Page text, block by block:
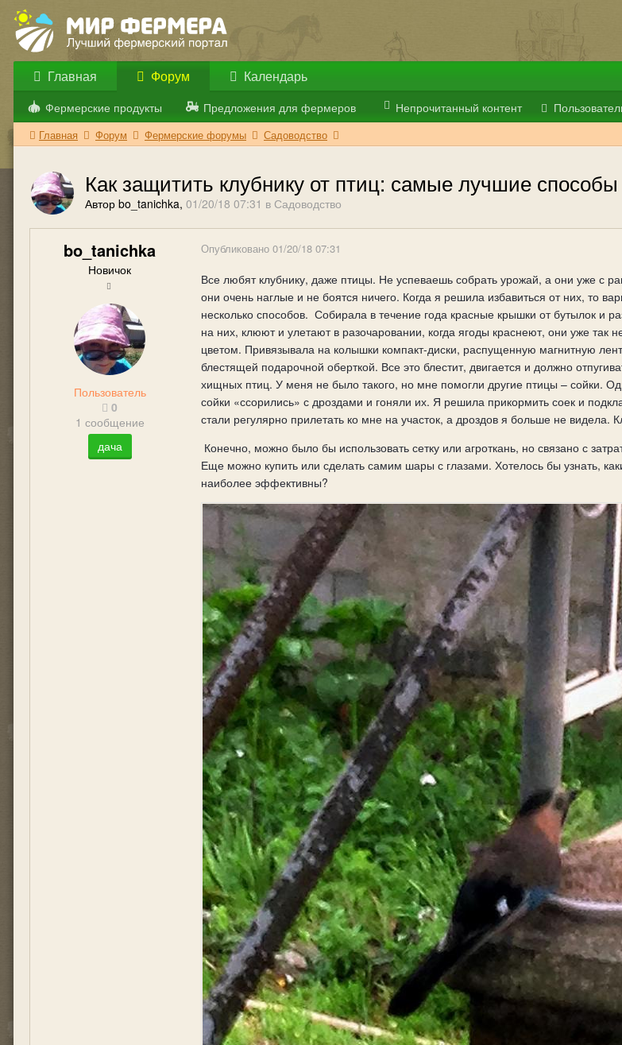
Главная Форум
Фермерские продукты Предложения для фермеров Непрочитанный контент
Календарь
Главная Форум Фермерские форумы Садоводство
Как защитить клубнику от птиц: самые лучшие способы
Автор bo_tanichka, 01/20/18 07:31 в Садоводство
bo_tanichka
Новичок
Пользователь
0
1 сообщение
дача
Опубликовано 01/20/18 07:31
Все любят клубнику, даже птицы. Не успеваешь собрать урожай, а они уже с
они очень наглые и не боятся ничего. Когда я решила избавиться от них, то
несколько способов. Собирала в течение года красные крышки от бутылок и
на них, клюют и улетают в разочаровании, когда ягоды краснеют, они уже так
цветом. Привязывала на колышки компакт-диски, распущенную магнитную
блестящей подарочной оберткой. Все это блестит, двигается и должно
хищных птиц. У меня не было такого, но мне помогли другие птицы – сойки.
сойки «ссорились» с дроздами и гоняли их. Я решила прикормить соек и
стали регулярно прилетать ко мне на участок, а дроздов я больше не видела.
Конечно, можно было бы использовать сетку или агроткань, но связано с
Еще можно купить или сделать самим шары с глазами. Хотелось бы узнать,
наиболее эффективны?